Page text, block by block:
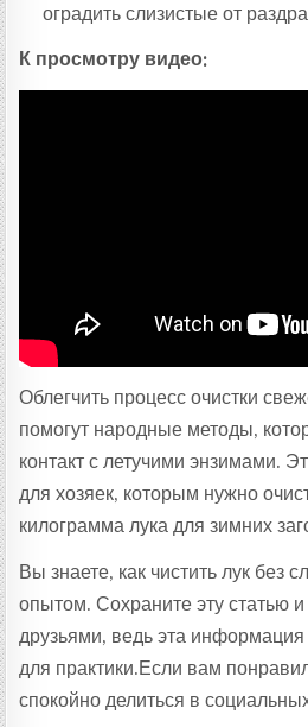
оградить слизистые от
К просмотру видео:
Облегчить процесс очистки
помогут народные методы,
контакт с летучими энзимами.
для хозяек, которым нужно
килограмма лука для зимних
Вы знаете, как чистить лук без
опытом. Сохраните эту статью
друзьями, ведь эта
для практики.Если вам
спокойно делиться в